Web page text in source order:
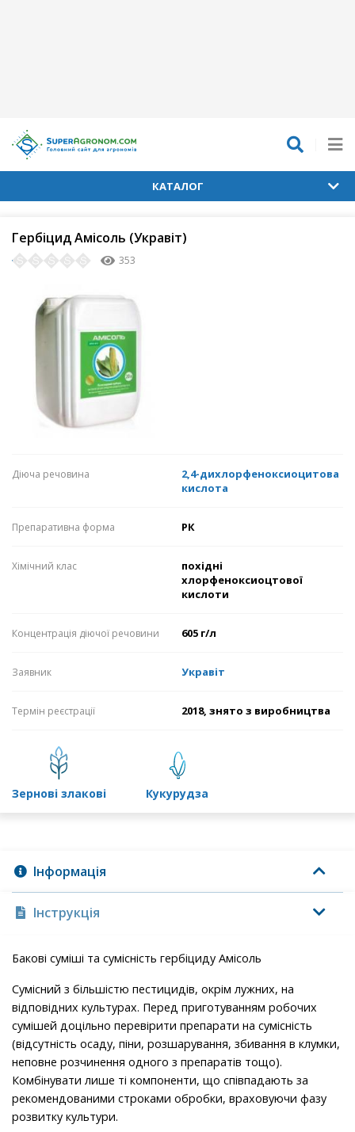
КАТАЛОГ
Гербіцид Амісоль (Укравіт)
353
Діюча речовина
2,4-дихлорфеноксиоцитова
кислота
Препаративна форма РК
Хімічний клас
похідні
хлорфеноксиоцтової
кислоти
Концентрація діючої речовини 605 г/л
Заявник Укравіт
Термін реєстрації 2018, знято з виробництва
зернові злакові кукурудза
Інформація
Інструкція
Бакові суміші та сумісність гербіциду Амісоль
Сумісний з більшістю пестицидів, окрім лужних, на
відповідних культурах. Перед приготуванням робочих
сумішей доцільно перевірити препарати на сумісність
(відсутність осаду, піни, розшарування, збивання в клумки,
неповне розчинення одного з препаратів тощо).
Комбінувати лише ті компоненти, що співпадають за
рекомендованими строками обробки, враховуючи фазу
розвитку культури.